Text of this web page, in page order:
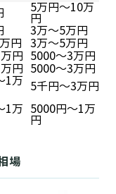
5万円～10万
円
3万～5万円
円
3万～5万円
円
5000～3万円
円
5000～3万円
1万
5千円～3万円
1万
5000円～1万
円
場